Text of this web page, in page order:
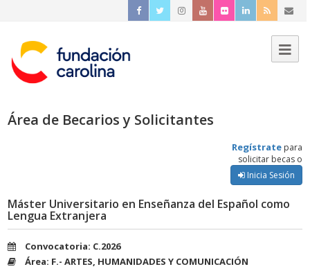
Área de Becarios y Solicitantes
Regístrate para
solicitar becas o
Inicia Sesión
Máster Universitario en Enseñanza del Español como
Lengua Extranjera
Convocatoria: C.2026
Área: F.- ARTES, HUMANIDADES Y COMUNICACIÓN